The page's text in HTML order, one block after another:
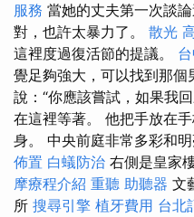
服務 當她的丈夫第一次談
對，也許太暴力了。 散光
這裡度過復活節的提議。
覺足夠強大，可以找到那
說：“你應該嘗試，如果我
在這裡等著。 他把手放在
身。 中央前庭非常多彩和明
佈置 白蟻防治 右側是皇家
摩療程介紹 重聽 助聽器 文
所 搜尋引擎 植牙費用 台北